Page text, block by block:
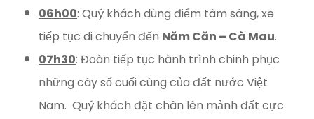
06h00: Quý khách dùng điểm tâm sáng, xe
tiếp tục di chuyển đến Năm Căn – Cà Mau.
07h30: Đoàn tiếp tục hành trình chinh phục
những cây số cuối cùng của đất nước Việt
Nam. Quý khách đặt chân lên mảnh đất cực